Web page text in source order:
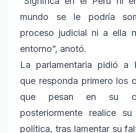
mundo se le podría
proceso judicial ni a ella
entorno”, anotó.
La parlamentaria pidió a
que responda primero los
que pesan en su
posteriormente realice
política, tras lamentar su